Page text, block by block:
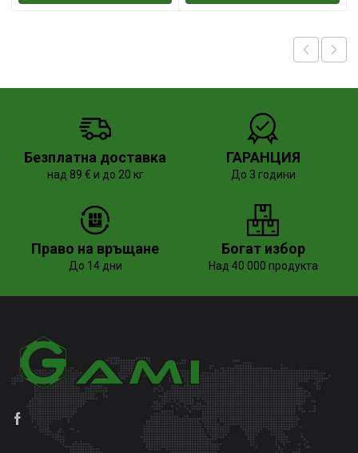
Безплатна доставка
над 89 € и до 20 кг
ГАРАНЦИЯ
До 3 години
Право на връщане
До 14 дни
Богат избор
Над 40 000 продукта